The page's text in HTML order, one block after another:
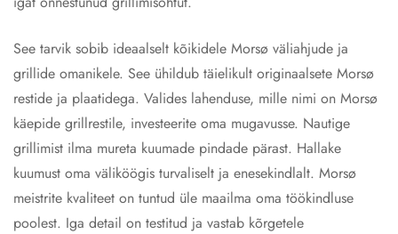
See tarvik sobib ideaalselt kõikidele Morsø väliahjude ja
grillide omanikele. See ühildub täielikult originaalsete Morsø
restide ja plaatidega. Valides lahenduse, mille nimi on Morsø
käepide grillrestile, investeerite oma mugavusse. Nautige
grillimist ilma mureta kuumade pindade pärast. Hallake
kuumust oma väliköögis turvaliselt ja enesekindlalt. Morsø
meistrite kvaliteet on tuntud üle maailma oma töökindluse
poolest. Iga detail on testitud ja vastab kõrgetele